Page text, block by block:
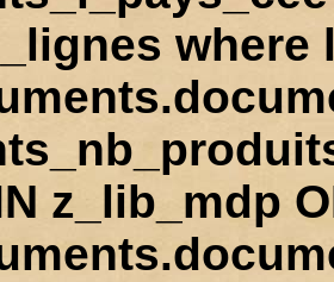
where
z_lib_mdp